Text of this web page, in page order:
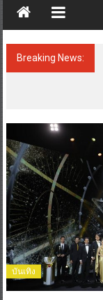
Breaking News:
บันเทิง